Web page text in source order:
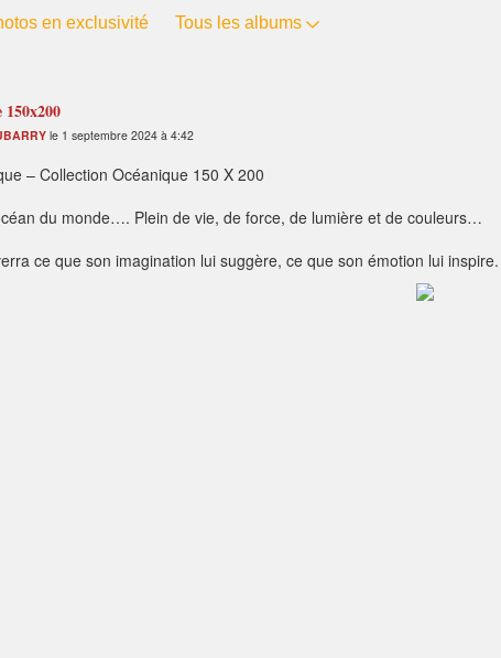
en exclusivité Tous les albums
150x200
le 1 septembre 2024 à 4:42
– Collection Océanique 150 X 200
du monde…. Plein de vie, de force, de lumière et de couleurs…
ce que son imagination lui suggère, ce que son émotion lui inspire.